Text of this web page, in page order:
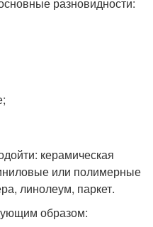
керамическая
или полимерные
линолеум, паркет.
образом: